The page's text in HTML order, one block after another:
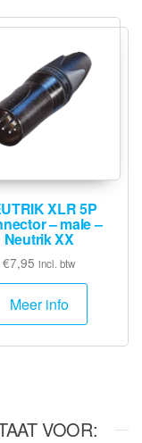
XLR 5P
– male –
Neutrik XX
€7,95 incl. btw
Meer info
VOOR: